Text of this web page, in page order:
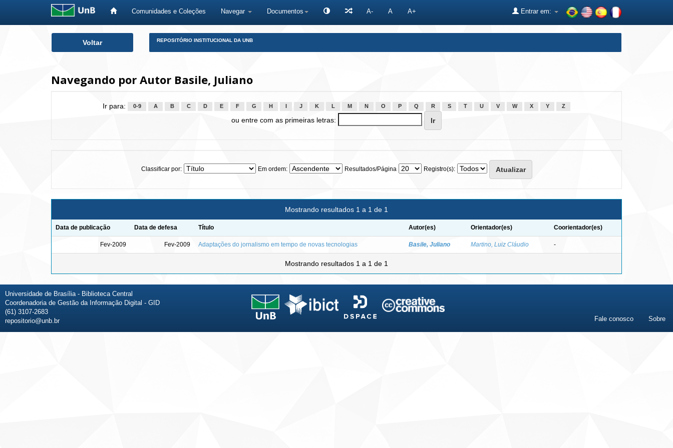
Comunidades e Coleções Navegar Documentos A- A A+ Entrar em:
Voltar REPOSITÓRIO INSTITUCIONAL DA UNB
Navegando por Autor Basile, Juliano
Ir para: 0-9 A B C D E F G H J K L M N O P Q R S T U V W X Y Z
ou entre com as primeiras letras:
Classificar por: Em ordem: Resultados/Página Registro(s):
Mostrando resultados 1 a 1 de 1
Data de publicação Data de defesa Título Autor(es) Orientador(es) Coorientador(es)
Fev-2009 Fev-2009 Adaptações do jornalismo em tempo de novas tecnologias Basile, Juliano Martino, Luiz Cláudio -
Mostrando resultados 1 a 1 de 1
Universidade de Brasília - Biblioteca Central
Coordenadoria de Gestão da Informação Digital - GID
(61) 3107-2683
repositorio@unb.br
Fale conosco Sobre